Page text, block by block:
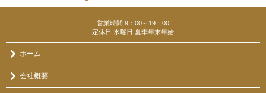
営業時間:9：00～19：00
定休日:水曜日 夏季年末年始
ホーム
会社概要